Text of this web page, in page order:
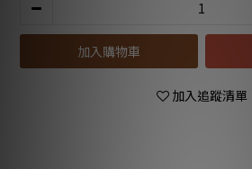
加入購物車
加入追蹤清單